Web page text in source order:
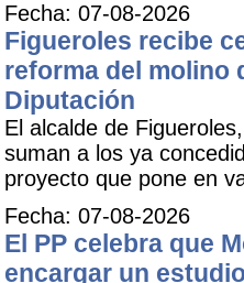
Fecha: 07-08-2026
Figueroles recibe
reforma del molino
Diputación
El alcalde de
suman a los ya
proyecto que pone en
Fecha: 07-08-2026
El PP celebra que
encargar un